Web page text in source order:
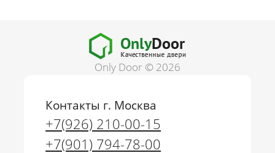
Only Door © 2026
Контакты г. Москва
+7(926) 210-00-15
+7(901) 794-78-00